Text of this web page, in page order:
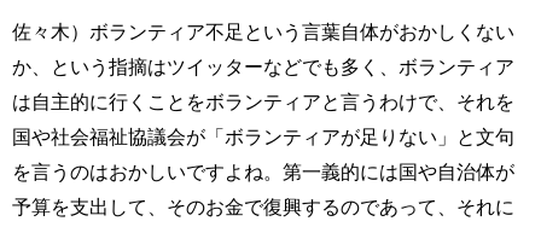
佐々木）ボランティア不足という言葉自体がおかしくない
か、という指摘はツイッターなどでも多く、ボランティア
は自主的に行くことをボランティアと言うわけで、それを
国や社会福祉協議会が「ボランティアが足りない」と文句
を言うのはおかしいですよね。第一義的には国や自治体が
予算を支出して、そのお金で復興するのであって、それに